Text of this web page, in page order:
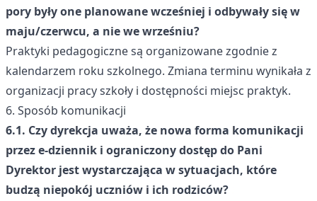
pory były one planowane wcześniej i odbywały się w
maju/czerwcu, a nie we wrześniu?
Praktyki pedagogiczne są organizowane zgodnie z
kalendarzem roku szkolnego. Zmiana terminu wynikała z
organizacji pracy szkoły i dostępności miejsc praktyk.
6. Sposób komunikacji
6.1. Czy dyrekcja uważa, że nowa forma komunikacji
przez e-dziennik i ograniczony dostęp do Pani
Dyrektor jest wystarczająca w sytuacjach, które
budzą niepokój uczniów i ich rodziców?